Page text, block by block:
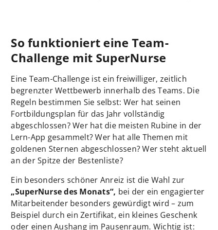
So funktioniert eine Team-
Challenge mit SuperNurse
Eine Team-Challenge ist ein freiwilliger, zeitlich
begrenzter Wettbewerb innerhalb des Teams. Die
Regeln bestimmen Sie selbst: Wer hat seinen
Fortbildungsplan für das Jahr vollständig
abgeschlossen? Wer hat die meisten Rubine in der
Lern-App gesammelt? Wer hat alle Themen mit
goldenen Sternen abgeschlossen? Wer steht aktuell
an der Spitze der Bestenliste?
Ein besonders schöner Anreiz ist die Wahl zur
„SuperNurse des Monats“, bei der ein engagierter
Mitarbeitender besonders gewürdigt wird – zum
Beispiel durch ein Zertifikat, ein kleines Geschenk
oder einen Aushang im Pausenraum. Wichtig ist: